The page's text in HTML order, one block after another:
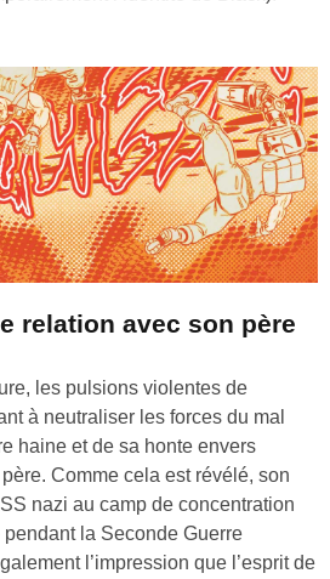
relation avec son père
les pulsions violentes de
à neutraliser les forces du mal
haine et de sa honte envers
Comme cela est révélé, son
nazi au camp de concentration
la Seconde Guerre
l’impression que l’esprit de